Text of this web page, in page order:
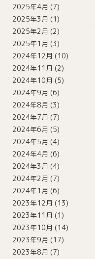
2025年4月 (7)
2025年3月 (1)
2025年2月 (2)
2025年1月 (3)
2024年12月 (10)
2024年11月 (2)
2024年10月 (5)
2024年9月 (6)
2024年8月 (3)
2024年7月 (7)
2024年6月 (5)
2024年5月 (4)
2024年4月 (6)
2024年3月 (4)
2024年2月 (7)
2024年1月 (6)
2023年12月 (13)
2023年11月 (1)
2023年10月 (14)
2023年9月 (17)
2023年8月 (7)